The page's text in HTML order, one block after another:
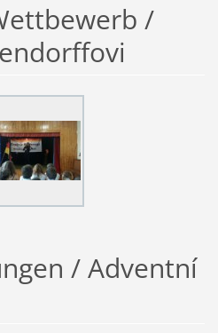
/
/ Adventní